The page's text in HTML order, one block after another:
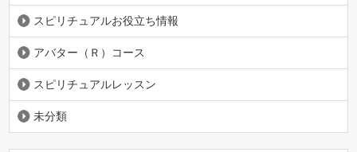
スピリチュアルお役立ち情報
アバター（Ｒ）コース
スピリチュアルレッスン
未分類